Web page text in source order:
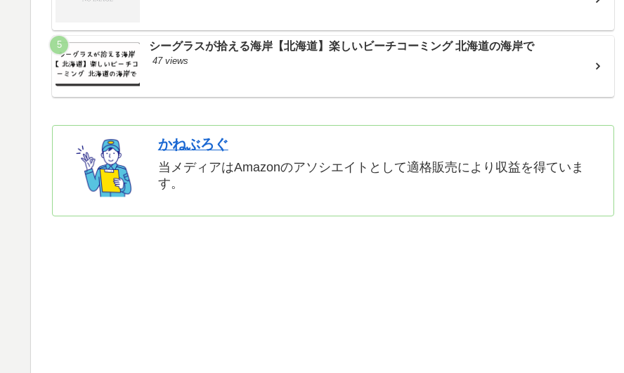
シーグラスが拾える海岸【北海道】楽しいビーチコーミング 北海道の海岸で
47 views
かねぶろぐ
当メディアはAmazonのアソシエイトとして適格販売により収益を得ていま
す。